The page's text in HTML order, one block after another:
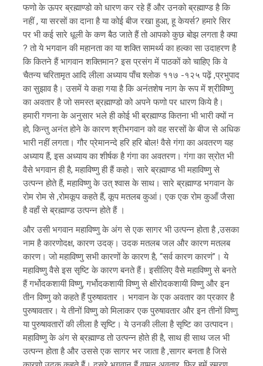
फणो के ऊपर ब्रह्माण्डो को धारण कर रहे हैं और उनको ब्रह्माण्ड है कि
नहीं , या सरसों का दाना है या कोई बीज रखा हुआ, हू केयर्स? हमारे सिर
पर भी कई सारे धूली के कण बैठ जाते हैं तो आपको कुछ बोझ लगता है क्या
? तो ये भगवान की महानता का या शक्ति सामर्थ्य का हल्का सा उदाहरण है
कि कितने हैं भागवान शक्तिमान? इस प्रसंग में पाठकों को चाहिए कि वे
चैतन्य चरितामृत आदि लीला अध्याय पाँच श्लोक ११७ -१२५ पढ़ें ,प्रभुपाद
का सुझाव है। उसमें ये कहा गया है कि अनंतशेष नाग के रूप में श्रीविष्णु
का अवतार है जो समस्त ब्रह्माण्डो को अपने फणो पर धारण किये है।
हमारी गणना के अनुसार भले ही कोई भी ब्रह्माण्ड कितना भी भारी क्यों न
हो, किन्तु अनंत होने के कारण श्रीभगवान को वह सरसों के बीज से अधिक
भारी नहीं लगता। गौर प्रेमानन्दे हरि हरि बोल! वैसे गंगा का अवतरण यह
अध्याय हैं, इस अध्याय का शीर्षक है गंगा का अवतरण। गंगा का स्रोत भी
वैसे भगवान ही है, महाविष्णु ही हैं कहो। सारे ब्रह्माण्ड भी महाविष्णु से
उत्पन्न होते हैं, महाविष्णु के उत् श्वास के साथ। सारे ब्रह्माण्ड भगवान के
रोम रोम से ,रोमकूप कहते हैं, कूप मतलब कुआं। एक एक रोम कुआँ जैसा
है वहाँ से ब्रह्माण्ड उत्पन्न होते हैं ।
और उसी भगवान महाविष्णु के अंग से एक सागर भी उत्पन्न होता है ,उसका
नाम है कारणोदक्ष, कारण उदक्। उदक मतलब जल और कारण मतलब
कारण। जो महाविष्णु सभी कारणों के कारण है, “सर्व कारण कारणं”। ये
महाविष्णु वैसे इस सृष्टि के कारण बनते हैं। इसीलिए वैसे महाविष्णु से बनते
हैं गर्भोदकशायी विष्णु, गर्भोदकशायी विष्णु से क्षीरोदकशायी विष्णु और इन
तीन विष्णु को कहते हैं पुरुषावतार । भगवान के एक अवतार का प्रकार है
पुरुषावतार। ये तीनों विष्णु को मिलाकर एक पुरुषावतार और इन तीनों विष्णु
या पुरुषावतारों की लीला है सृष्टि। ये उनकी लीला है सृष्टि का उत्पादन।
महाविष्णु के अंग से ब्रह्माण्ड तो उत्पन्न होते ही है, साथ ही साथ जल भी
उत्पन्न होता है और उससे एक सागर भर जाता है ,सागर बनता है जिसे